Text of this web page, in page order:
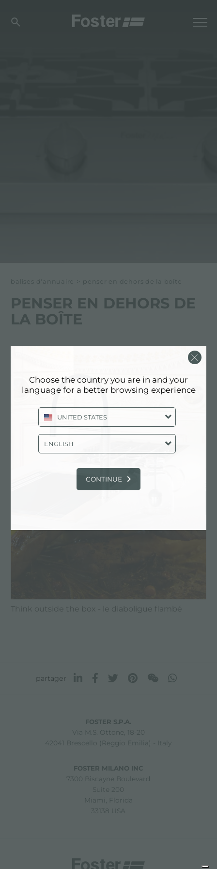
balises d'annuaire > penser en dehors de la boîte
PENSER EN DEHORS DE
LA BOÎTE
EXPÉRIENCE, NEWSROOM:
PRODUITS FOSTER: PENSER EN
DEHORS DE LA BOÎTE
Think outside the box - le diaboligue flambé
partager
FOSTER S.P.A.
Via M.S. Ottone, 18-20
42041 Brescello (Reggio Emilia) - Italy
FOSTER MILANO INC
7300 Biscayne Boulevard
Suite 200
Miami, Florida
33138 USA
Choose the country you are in and your
language for a better browsing experience
UNITED STATES
ENGLISH
CONTINUE